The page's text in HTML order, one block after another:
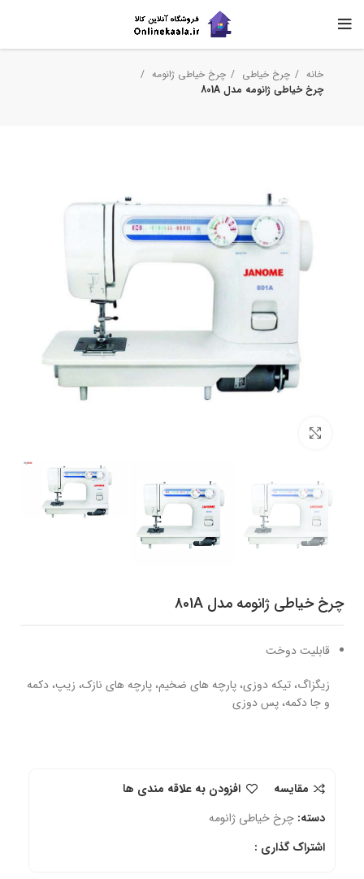
خانه چرخ خیاطی
چرخ خیاطی ژانومه
چرخ خیاطی ژانومه مدل 801A
چرخ خیاطی ژانومه مدل 801A
قابلیت دوخت
زیگزاگ، تیکه دوزی، پارچه های ضخیم، پارچه های نازک، زیپ، دکمه
و جا دکمه، پس دوزی
مقایسه
افزودن به علاقه مندی ها
دسته: چرخ خیاطی ژانومه
اشتراک گذاری :